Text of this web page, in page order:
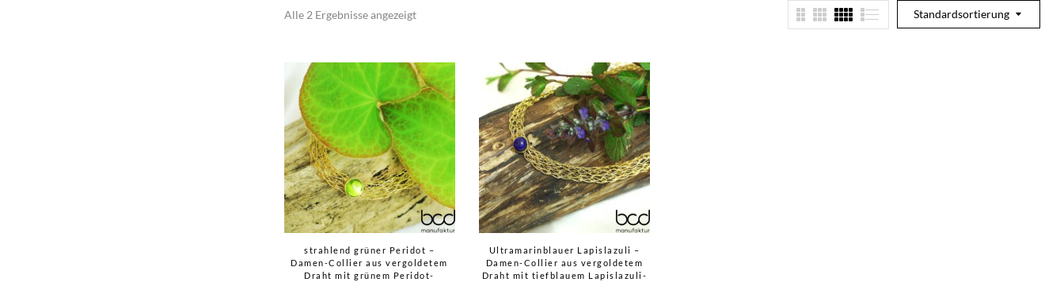
Standardsortierung
Alle 2 Ergebnisse angezeigt
strahlend grüner Peridot –
Damen-Collier aus vergoldetem
Draht mit grünem Peridot-
Ultramarinblauer Lapislazuli –
Damen-Collier aus vergoldetem
Draht mit tiefblauem Lapislazuli-